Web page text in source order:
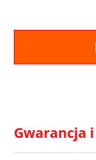
Gwarancja